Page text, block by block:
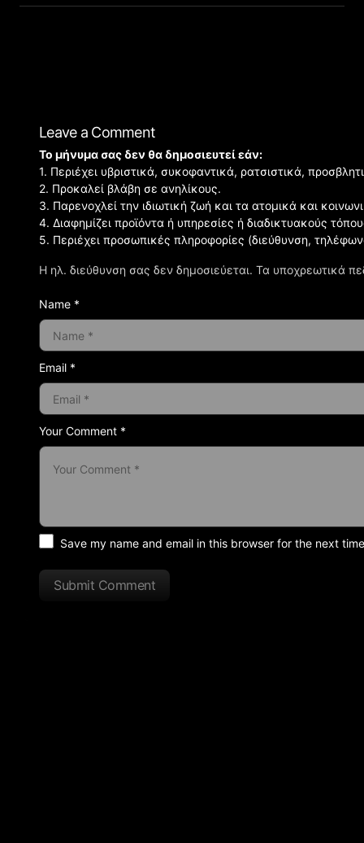
Leave a Comment
Η ηλ. διεύθυνση σας δεν δημοσιεύεται. Τα υποχρεωτικά
Your Comment *
Το μήνυμα σας δεν θα δημοσιευτεί εάν:
1. Περιέχει υβριστικά, συκοφαντικά, ρατσιστικά,
2. Προκαλεί βλάβη σε ανηλίκους.
3. Παρενοχλεί την ιδιωτική ζωή και τα ατομικά και
4. Διαφημίζει προϊόντα ή υπηρεσίες ή διαδικτυακούς
5. Περιέχει προσωπικές πληροφορίες (διεύθυνση,
Name *
Email *
Save my name and email in this browser for the next
Submit Comment